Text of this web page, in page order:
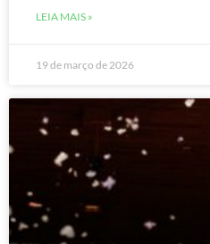
LEIA MAIS »
19 de março de 2026